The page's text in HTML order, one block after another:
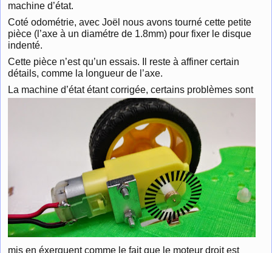
machine d’état.
Coté odométrie, avec Joël nous avons tourné cette petite
pièce (l’axe à un diamétre de 1.8mm) pour fixer le disque
indenté.
Cette pièce n’est qu’un essais. Il reste à affiner certain
détails, comme la longueur de l’axe.
La machine d’état étantcorrigée, certains problèmes sont
mis en éxerguent comme le fait que le moteur droit est